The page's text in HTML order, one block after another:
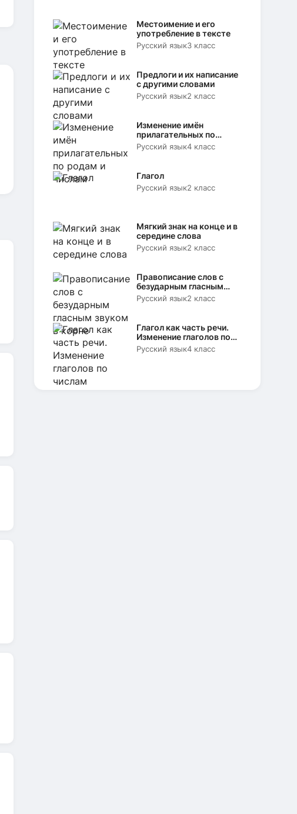
Местоимение и его
употребление в тексте
Русский язык3 класс
Предлоги и их написание
с другими словами
Русский язык2 класс
Изменение имён
прилагательных по
родам и числам
Русский язык4 класс
Глагол
Русский язык2 класс
Мягкий знак на конце и в
середине слова
Русский язык2 класс
Правописание слов с
безударным гласным
звуком в корне
Русский язык2 класс
Глагол как часть речи.
Изменение глаголов по
числам
Русский язык4 класс